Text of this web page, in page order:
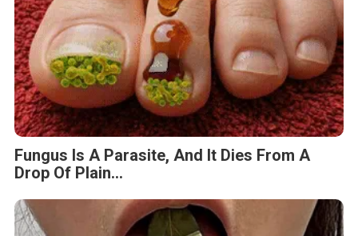
Fungus Is A Parasite, And It Dies From A
Drop Of Plain...